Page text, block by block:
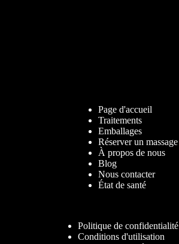
Page d'accueil
Traitements
Emballages
Réserver un massage
À propos de nous
Blog
Nous contacter
État de santé
Politique de confidentialité
Conditions d'utilisation